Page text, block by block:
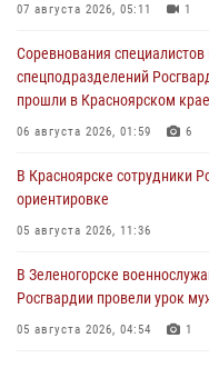
07 августа 2026, 05:11 1
Соревнования
спецподразделений
прошли в Красноярском крае
06 августа 2026, 01:59 6
В Красноярске сотрудники
ориентировке
05 августа 2026, 11:36
В Зеленогорске
Росгвардии провели урок
05 августа 2026, 04:54 1